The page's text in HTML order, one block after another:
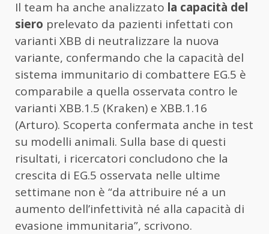
Il team ha anche analizzato la capacità del
siero prelevato da pazienti infettati con
varianti XBB di neutralizzare la nuova
variante, confermando che la capacità del
sistema immunitario di combattere EG.5 è
comparabile a quella osservata contro le
varianti XBB.1.5 (Kraken) e XBB.1.16
(Arturo). Scoperta confermata anche in test
su modelli animali. Sulla base di questi
risultati, i ricercatori concludono che la
crescita di EG.5 osservata nelle ultime
settimane non è “da attribuire né a un
aumento dell’infettività né alla capacità di
evasione immunitaria”, scrivono.